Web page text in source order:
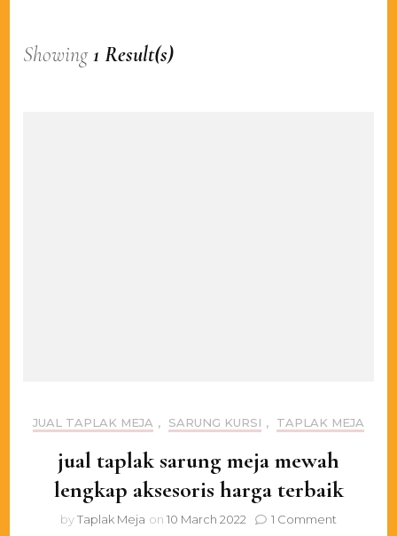
Showing1 Result(s)
JUAL TAPLAK MEJA , SARUNG KURSI , TAPLAK MEJA
jual taplak sarung meja mewah
lengkap aksesoris harga terbaik
byTaplak Meja on 10 March 2022 1 Comment